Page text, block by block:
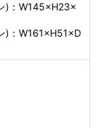
)：W145×H23×
)：W161×H51×D